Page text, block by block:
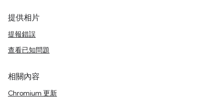
提供相片
提報錯誤
查看已知問題
相關內容
Chromium 更新